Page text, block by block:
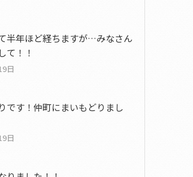
半年ほど経ちますが…みなさん
て！！
日
です！仲町にまいもどりまし
日